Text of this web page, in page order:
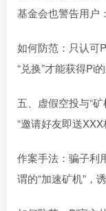
基金会也警告用户
如何防范：只认可
“兑换”才能获得Pi
五、虚假空投与“
“邀请好友即送
作案手法：骗子利
谓的“加速矿机”，